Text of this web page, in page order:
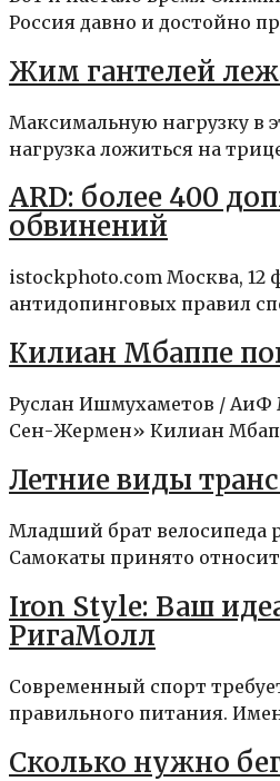
Россия давно и достойно
Жим гантелей
Максимальную нагрузку в
нагрузка ложиться на
ARD: более 400
обвинений
istockphoto.com Москва,
антидопинговых правил
Килиан Мбаппе
Руслан Ишмухаметов /
Сен-Жермен» Килиан
Летние виды
Младший брат велосипеда
Самокаты принято
Iron Style: Ваш
РигаМолл
Современный спорт
правильного питания.
Сколько нужно